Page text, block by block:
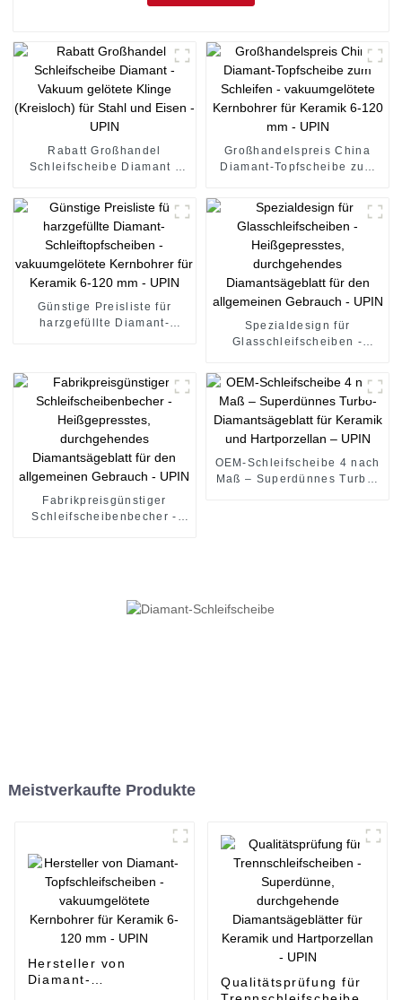
Rabatt Großhandel
Schleifscheibe Diamant -
Eisen - UPIN
Großhandelspreis China
Diamant-Topfscheibe zum
Kernbohrer für Keramik 6-
120 mm - UPIN
Günstige Preisliste für
harzgefüllte Diamant-
UPIN
Spezialdesign für
Glasschleifscheiben -
Diamantsägeblatt für den
allgemeinen Gebrauch -
UPIN
Fabrikpreisgünstiger
Schleifscheibenbecher -
OEM-Schleifscheibe 4 nach
Maß – Superdünnes Turbo-
Meistverkaufte Produkte
Hersteller von
Diamant-
Qualitätsprüfung für